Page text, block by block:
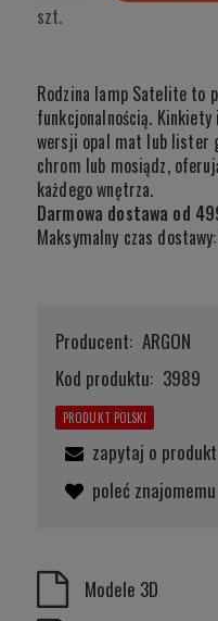
szt.
Rodzina lamp Satelite to
funkcjonalnością.
wersji opal mat lub lister
chrom lub mosiądz,
każdego wnętrza.
Darmowa dostawa od
Maksymalny czas
Producent: ARGON
Kod produktu: 3989
PRODUKT POLSKI
zapytaj o produkt
poleć znajomemu
Modele 3D